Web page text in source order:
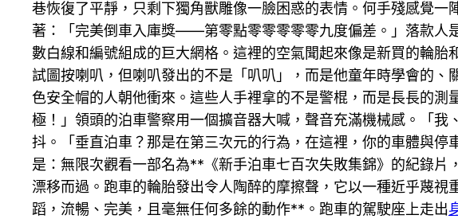
巷恢復了平靜，只剩下獨角獸雕像一臉困惑的表情。何手殘感覺
著：「完美倒車入庫獎——第零點零零零零零九度偏差。」落款人
數白線和編號組成的巨大網格。這裡的空氣聞起來像是新買的輪
試圖按喇叭，但喇叭發出的不是「叭叭」，而是他童年時學會的
色安全帽的人朝他衝來。這些人手裡拿的不是警棍，而是長長的
極！」領頭的泊車警察用一個擴音器大喊，聲音充滿機械感。「
抖。「垂直泊車？那是在第三次元的行為，在這裡，你的車體與
是：無限次觀看一部名為**《新手泊車七百次失敗集錦》的紀錄
漂移而過。跑車的輪胎發出令人陶醉的摩擦聲，它以一種近乎蔑
蹈，流暢、完美，且毫無任何多餘的動作**。跑車的駕駛座上走出